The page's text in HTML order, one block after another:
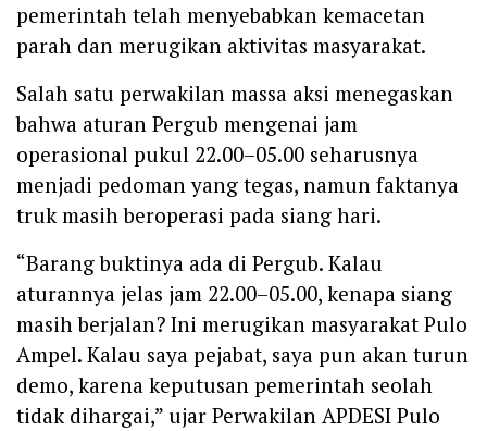
pemerintah telah menyebabkan kemacetan
parah dan merugikan aktivitas masyarakat.
Salah satu perwakilan massa aksi menegaskan
bahwa aturan Pergub mengenai jam
operasional pukul 22.00–05.00 seharusnya
menjadi pedoman yang tegas, namun faktanya
truk masih beroperasi pada siang hari.
“Barang buktinya ada di Pergub. Kalau
aturannya jelas jam 22.00–05.00, kenapa siang
masih berjalan? Ini merugikan masyarakat Pulo
Ampel. Kalau saya pejabat, saya pun akan turun
demo, karena keputusan pemerintah seolah
tidak dihargai,” ujar Perwakilan APDESI Pulo